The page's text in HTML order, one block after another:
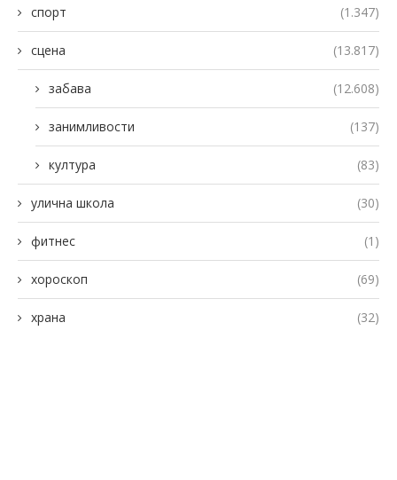
спорт (1.347)
сцена (13.817)
забава (12.608)
занимливости (137)
култура (83)
улична школа (30)
фитнес (1)
хороскоп (69)
храна (32)